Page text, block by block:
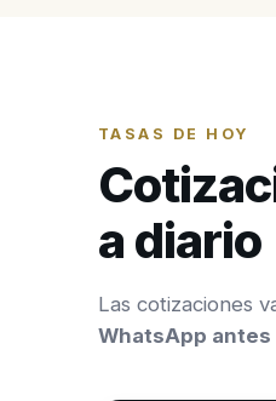
TASAS DE HOY
a diario
Las cotizaciones
WhatsApp antes